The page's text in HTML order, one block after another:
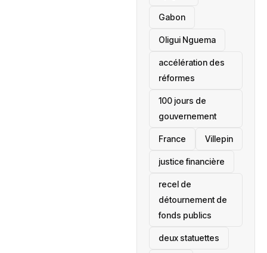
Gabon
Oligui Nguema
accélération des
réformes
100 jours de
gouvernement
France Villepin
justice financière
recel de
détournement de
fonds publics
deux statuettes